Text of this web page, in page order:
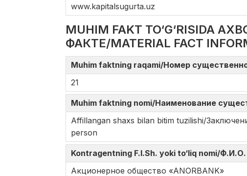
www.kapitalsugurta.uz
MUHIM FAKT TO‘G‘RISIDA
ФАКТЕ/MATERIAL FACT
Muhim faktning raqami/Номер
21
Muhim faktning nomi/Наименование
Affillangan shaxs bilan bitim tuzilishi/
person
Kontragentning F.I.Sh. yoki to‘liq nomi/
Акционерное общество «ANORBANK»